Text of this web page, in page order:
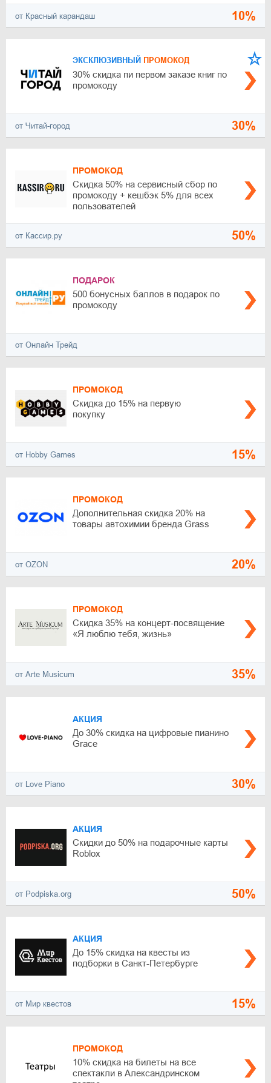
от Красный карандаш 10%
ЭКСКЛЮЗИВНЫЙ ПРОМОКОД
30% скидка пи первом заказе книг по
промокоду
от Читай-город 30%
ПРОМОКОД
Скидка 50% на сервисный сбор по
промокоду + кешбэк 5% для всех
пользователей
от Кассир.ру 50%
ПОДАРОК
500 бонусных баллов в подарок по
промокоду
от Онлайн Трейд
ПРОМОКОД
Скидка до 15% на первую
покупку
от Hobby Games 15%
ПРОМОКОД
Дополнительная скидка 20% на
товары автохимии бренда Grass
от OZON 20%
ПРОМОКОД
Скидка 35% на концерт-посвящение
«Я люблю тебя, жизнь»
от Arte Musicum 35%
АКЦИЯ
До 30% скидка на цифровые пианино
Grace
от Love Piano 30%
АКЦИЯ
Скидки до 50% на подарочные карты
Roblox
от Podpiska.org 50%
АКЦИЯ
До 15% скидка на квесты из
подборки в Санкт-Петербурге
от Мир квестов 15%
ПРОМОКОД
10% скидка на билеты на все
спектакли в Александринском